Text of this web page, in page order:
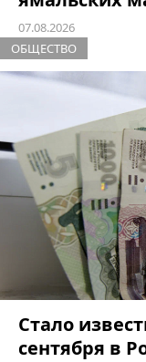
07.08.2026
ОБЩЕСТВО
Стало
сентября в